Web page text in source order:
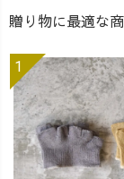
贈り物に最適な